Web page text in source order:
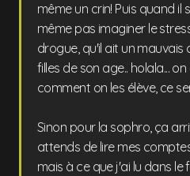
même un crin! Puis quand il
même pas imaginer le
drogue, qu'il ait un
filles de son age.. holala...
comment on les élève, ce
Sinon pour la sophro, ça
attends de lire mes
mais à ce que j'ai lu dans